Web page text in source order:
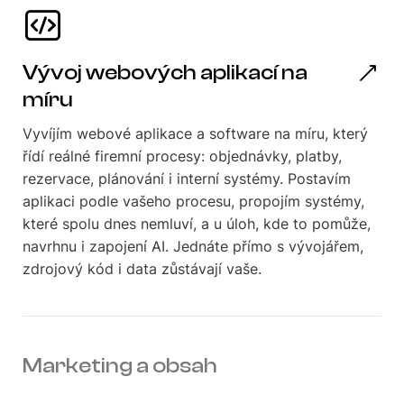
Vývoj webových aplikací na
míru
Vyvíjím webové aplikace a software na míru, který
řídí reálné firemní procesy: objednávky, platby,
rezervace, plánování i interní systémy. Postavím
aplikaci podle vašeho procesu, propojím systémy,
které spolu dnes nemluví, a u úloh, kde to pomůže,
navrhnu i zapojení AI. Jednáte přímo s vývojářem,
zdrojový kód i data zůstávají vaše.
Marketing a obsah